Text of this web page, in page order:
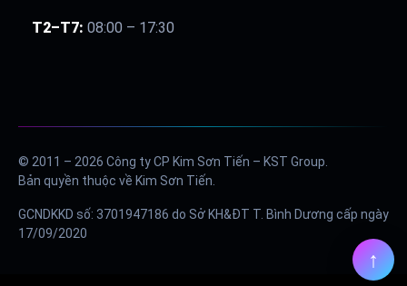
T2–T7: 08:00 – 17:30
© 2011 – 2026 Công ty CP Kim Sơn Tiến – KST Group.
Bản quyền thuộc về Kim Sơn Tiến.
GCNDKKD số: 3701947186 do Sở KH&ĐT T. Bình Dương cấp ngày
17/09/2020